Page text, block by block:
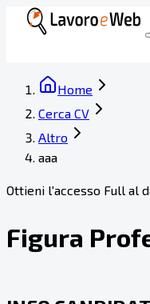
Home
Cerca CV
Altro
aaa
Ottieni l'accesso Full al
Figura